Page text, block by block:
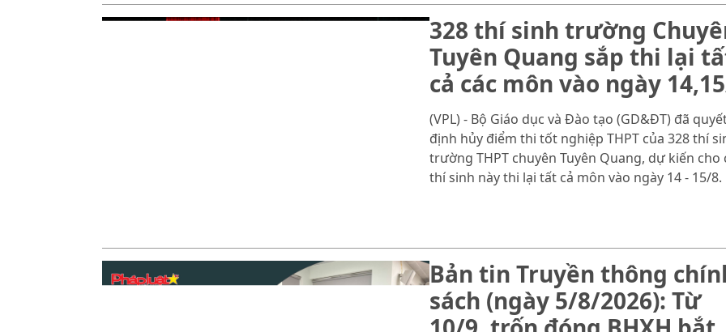
328 thí sinh trường
Tuyên Quang sắp thi lại
cả các môn vào ngày
(VPL) - Bộ Giáo dục và Đào tạo (GD&ĐT) đã
định hủy điểm thi tốt nghiệp THPT của 328 thí
trường THPT chuyên Tuyên Quang, dự kiến cho
thí sinh này thi lại tất cả môn vào ngày 14 - 15/8.
Bản tin Truyền thông
sách (ngày 5/8/2026): Từ